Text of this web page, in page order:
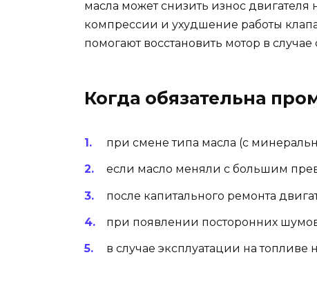
масла может снизить износ двигателя
компрессии и ухудшение работы
помогают восстановить мотор в
Когда обязательна
при смене типа масла (с
если масло меняли с большим
после капитального ремонта
при появлении посторонних
в случае эксплуатации на топливе